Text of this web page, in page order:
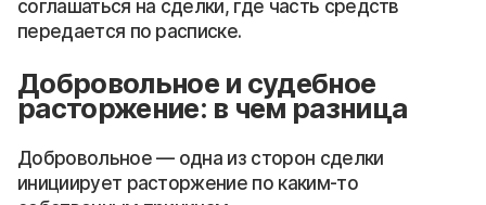
соглашаться на сделки, где часть средств
передается по расписке.
Добровольное и судебное
расторжение: в чем разница
Добровольное — одна из сторон сделки
инициирует расторжение по каким-то